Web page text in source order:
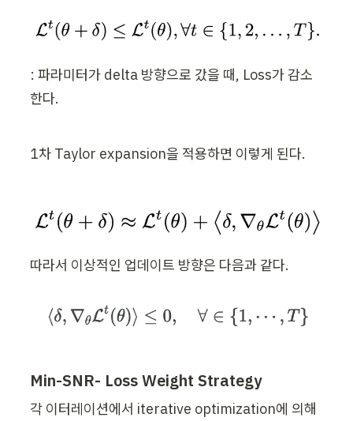
t
a
: 파라미터가 delta 방향으로 갔을 때, Loss가 감소
한다.
1차 Taylor expansion을 적용하면 이렇게 된다.
따라서 이상적인 업데이트 방향은 다음과 같다.
Min-SNR- Loss Weight Strategy
각 이터레이션에서 iterative optimization에 의해